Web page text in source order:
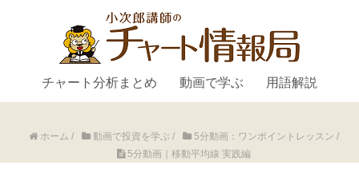
チャート分析まとめ 動画で学ぶ 用語解説
ホーム / 動画で投資を学ぶ / 5分動画：ワンポイントレッスン /
5分動画｜移動平均線 実践編